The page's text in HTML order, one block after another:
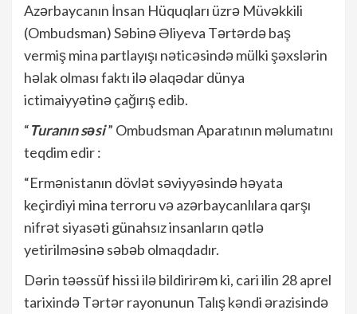
Azərbaycanın İnsan Hüquqları üzrə Müvəkkili
(Ombudsman) Səbinə Əliyeva Tərtərdə baş
vermiş mina partlayışı nəticəsində mülki şəxslərin
həlak olması faktı ilə əlaqədar dünya
ictimaiyyətinə çağırış edib.
“Turanın səsi” Ombudsman Aparatının məlumatını
teqdim edir :
“Ermənistanın dövlət səviyyəsində həyata
keçirdiyi mina terroru və azərbaycanlılara qarşı
nifrət siyasəti günahsız insanların qətlə
yetirilməsinə səbəb olmaqdadır.
Dərin təəssüf hissi ilə bildirirəm ki, cari ilin 28 aprel
tarixində Tərtər rayonunun Talış kəndi ərazisində